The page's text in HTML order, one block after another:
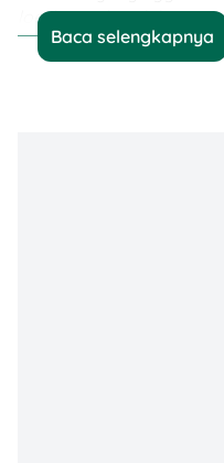
loading.Nah, yuk kita
flashbackke serba-serbi
drama Coretax!
Baca selengkapnya